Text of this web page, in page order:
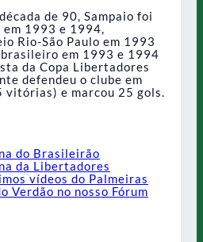
de 90, Sampaio foi
1993 e 1994,
Rio-São Paulo em 1993
em 1993 e 1994
da Copa Libertadores
defendeu o clube em
vitórias) e marcou 25 gols.
do Brasileirão
da Libertadores
vídeos do Palmeiras
Verdão no nosso Fórum